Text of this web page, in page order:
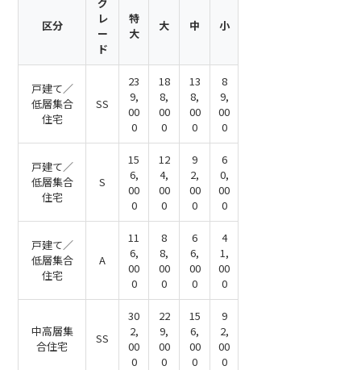
区分
レ
ー
ド
特
大
大 中 小
戸建て／
低層集合
住宅
SS
23
9,
00
0
18
8,
00
0
13
8,
00
0
8
9,
00
0
戸建て／
低層集合
住宅
S
15
6,
00
0
12
4,
00
0
9
2,
00
0
6
0,
00
0
戸建て／
低層集合
住宅
A
11
6,
00
0
8
8,
00
0
6
6,
00
0
4
1,
00
0
中高層集
合住宅
SS
30
2,
00
0
22
9,
00
0
15
6,
00
0
9
2,
00
0